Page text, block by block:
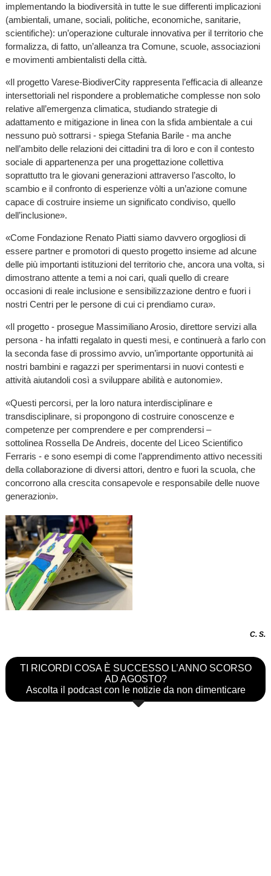
implementando la biodiversità in tutte le sue differenti implicazioni
(ambientali, umane, sociali, politiche, economiche, sanitarie,
scientifiche): un’operazione culturale innovativa per il territorio che
formalizza, di fatto, un’alleanza tra Comune, scuole, associazioni
e movimenti ambientalisti della città.
«Il progetto Varese-BiodiverCity rappresenta l’efficacia di alleanze
intersettoriali nel rispondere a problematiche complesse non solo
relative all’emergenza climatica, studiando strategie di
adattamento e mitigazione in linea con la sfida ambientale a cui
nessuno può sottrarsi - spiega Stefania Barile - ma anche
nell’ambito delle relazioni dei cittadini tra di loro e con il contesto
sociale di appartenenza per una progettazione collettiva
soprattutto tra le giovani generazioni attraverso l’ascolto, lo
scambio e il confronto di esperienze vòlti a un’azione comune
capace di costruire insieme un significato condiviso, quello
dell’inclusione».
«Come Fondazione Renato Piatti siamo davvero orgogliosi di
essere partner e promotori di questo progetto insieme ad alcune
delle più importanti istituzioni del territorio che, ancora una volta, si
dimostrano attente a temi a noi cari, quali quello di creare
occasioni di reale inclusione e sensibilizzazione dentro e fuori i
nostri Centri per le persone di cui ci prendiamo cura».
«Il progetto - prosegue Massimiliano Arosio, direttore servizi alla
persona - ha infatti regalato in questi mesi, e continuerà a farlo con
la seconda fase di prossimo avvio, un’importante opportunità ai
nostri bambini e ragazzi per sperimentarsi in nuovi contesti e
attività aiutandoli così a sviluppare abilità e autonomie».
«Questi percorsi, per la loro natura interdisciplinare e
transdisciplinare, si propongono di costruire conoscenze e
competenze per comprendere e per comprendersi –
sottolinea Rossella De Andreis, docente del Liceo Scientifico
Ferraris - e sono esempi di come l’apprendimento attivo necessiti
della collaborazione di diversi attori, dentro e fuori la scuola, che
concorrono alla crescita consapevole e responsabile delle nuove
generazioni».
C. S.
TI RICORDI COSA È SUCCESSO L’ANNO SCORSO
AD AGOSTO?
Ascolta il podcast con le notizie da non dimenticare